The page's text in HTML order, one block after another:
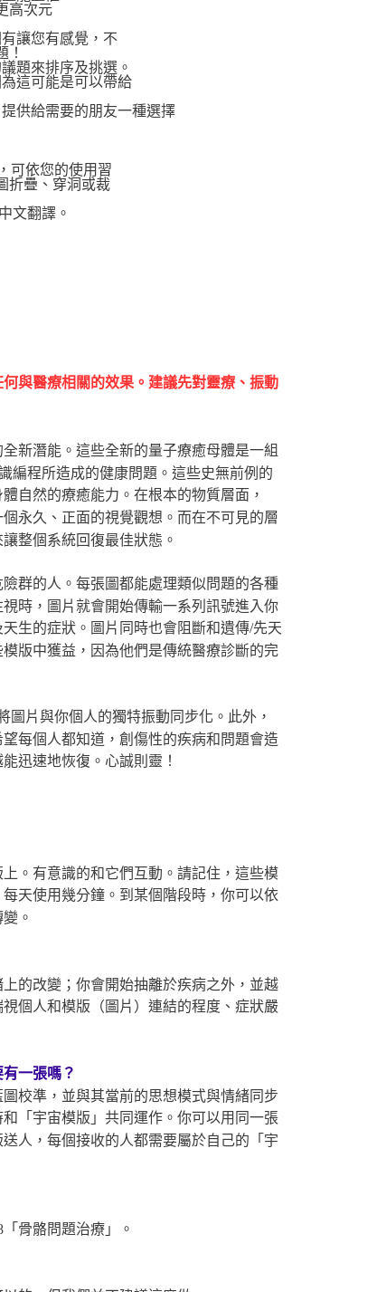
高次元
讓您有感覺，不
！
題來排序及挑選。
這可能是可以帶給
提供給需要的朋友一種選擇
可依您的使用習
折疊、穿洞或裁
文翻譯。
與醫療相關的效果。建議先對靈療、振動
新潛能。這些全新的量子療癒母體是一組
編程所造成的健康問題。這些史無前例的
自然的療癒能力。在根本的物質層面，
永久、正面的視覺觀想。而在不可見的層
整個系統回復最佳狀態。
群的人。每張圖都能處理類似問題的各種
時，圖片就會開始傳輸一系列訊號進入你
生的症狀。圖片同時也會阻斷和遺傳/先天
版中獲益，因為他們是傳統醫療診斷的完
片與你個人的獨特振動同步化。此外，
每個人都知道，創傷性的疾病和問題會造
迅速地恢復。心誠則靈！
。有意識的和它們互動。請記住，這些模
天使用幾分鐘。到某個階段時，你可以依
。
的改變；你會開始抽離於疾病之外，並越
個人和模版（圖片）連結的程度、症狀嚴
一張嗎？
校準，並與其當前的思想模式與情緒同步
「宇宙模版」共同運作。你可以用同一張
人，每個接收的人都需要屬於自己的「宇
骨骼問題治療」。